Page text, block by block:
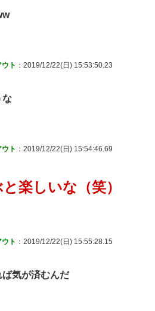
ト ：2019/12/22(日) 15:53:50.23
な
ト ：2019/12/22(日) 15:54:46.69
楽しいな（笑）
ト ：2019/12/22(日) 15:55:28.15
気が済むんだ